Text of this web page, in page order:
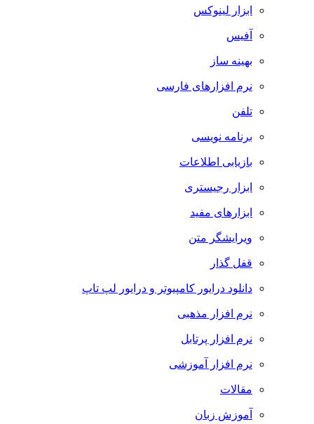
ابزار لینوکس
آفیس
بهینه ساز
نرم افزارهای فارسی
تلفن
برنامه نویسی
بازیابی اطلاعات
ابزار رجیستری
ابزارهای مفید
ویرایشگر متن
قفل گذار
دانلود درایور کامپیوتر و درایور لپ تاپ
نرم افزار مذهبی
نرم افزار پرتابل
نرم افزار آموزشی
مقالات
آموزش زبان